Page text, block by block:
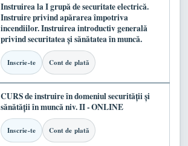
Instruirea la I grupă de securitate electrică.
Instruire privind apărarea împotriva
incendiilor. Instruirea introductiv generală
privind securitatea și sănătatea în muncă.
Inscrie-te Cont de plată
CURS de instruire în domeniul securității și
sănătății în muncă niv. II - ONLINE
Inscrie-te Cont de plată